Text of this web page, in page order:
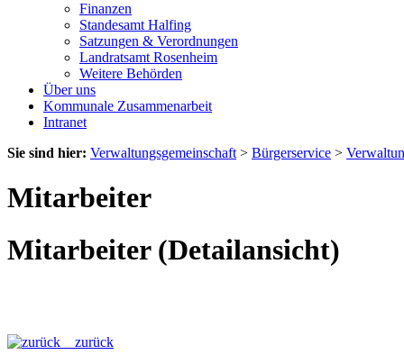
Finanzen
Standesamt Halfing
Satzungen & Verordnungen
Landratsamt Rosenheim
Weitere Behörden
Über uns
Kommunale Zusammenarbeit
Intranet
Sie sind hier: Verwaltungsgemeinschaft > Bürgerservice >
Mitarbeiter
Mitarbeiter (Detailansicht)
zurück